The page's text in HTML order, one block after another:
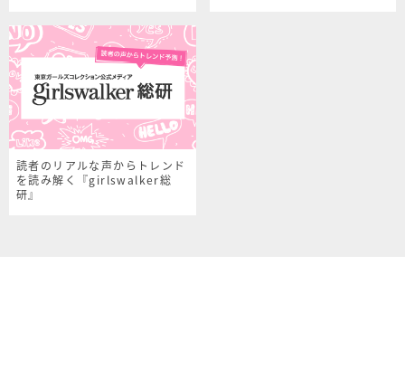
読者のリアルな声からトレンド
を読み解く『girlswalker総
研』